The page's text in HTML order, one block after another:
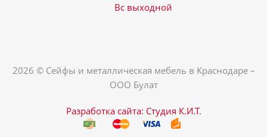
Вс выходной
2026 © Сейфы и металлическая мебель в Краснодаре –
ООО Булат
Разработка сайта: Студия К.И.Т.